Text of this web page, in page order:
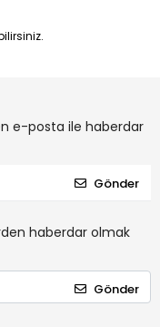
e-posta ile haberdar
Gönder
haberdar olmak
Gönder